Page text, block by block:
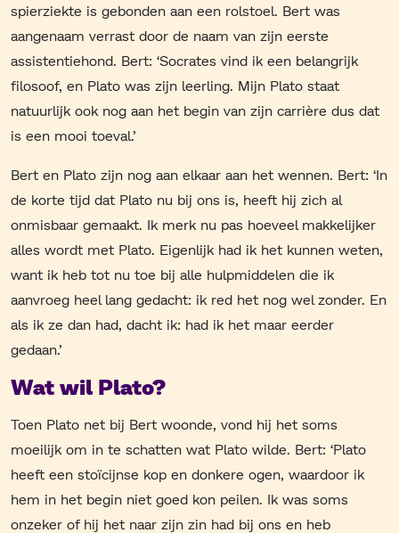
spierziekte is gebonden aan een rolstoel. Bert was
aangenaam verrast door de naam van zijn eerste
assistentiehond. Bert: ‘Socrates vind ik een belangrijk
filosoof, en Plato was zijn leerling. Mijn Plato staat
natuurlijk ook nog aan het begin van zijn carrière dus dat
is een mooi toeval.’
Bert en Plato zijn nog aan elkaar aan het wennen. Bert: ‘In
de korte tijd dat Plato nu bij ons is, heeft hij zich al
onmisbaar gemaakt. Ik merk nu pas hoeveel makkelijker
alles wordt met Plato. Eigenlijk had ik het kunnen weten,
want ik heb tot nu toe bij alle hulpmiddelen die ik
aanvroeg heel lang gedacht: ik red het nog wel zonder. En
als ik ze dan had, dacht ik: had ik het maar eerder
gedaan.’
Wat wil Plato?
Toen Plato net bij Bert woonde, vond hij het soms
moeilijk om in te schatten wat Plato wilde. Bert: ‘Plato
heeft een stoïcijnse kop en donkere ogen, waardoor ik
hem in het begin niet goed kon peilen. Ik was soms
onzeker of hij het naar zijn zin had bij ons en heb